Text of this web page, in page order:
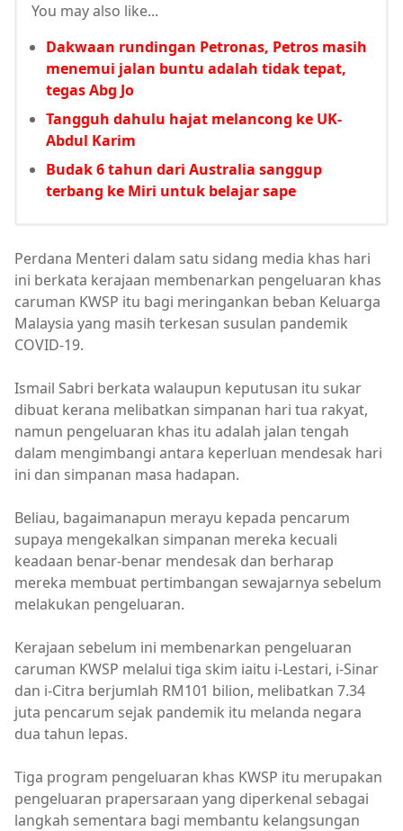
You may also like...
Dakwaan rundingan Petronas, Petros masih
menemui jalan buntu adalah tidak tepat,
tegas Abg Jo
Tangguh dahulu hajat melancong ke UK-
Abdul Karim
Budak 6 tahun dari Australia sanggup
terbang ke Miri untuk belajar sape
Perdana Menteri dalam satu sidang media khas hari
ini berkata kerajaan membenarkan pengeluaran khas
caruman KWSP itu bagi meringankan beban Keluarga
Malaysia yang masih terkesan susulan pandemik
COVID-19.
Ismail Sabri berkata walaupun keputusan itu sukar
dibuat kerana melibatkan simpanan hari tua rakyat,
namun pengeluaran khas itu adalah jalan tengah
dalam mengimbangi antara keperluan mendesak hari
ini dan simpanan masa hadapan.
Beliau, bagaimanapun merayu kepada pencarum
supaya mengekalkan simpanan mereka kecuali
keadaan benar-benar mendesak dan berharap
mereka membuat pertimbangan sewajarnya sebelum
melakukan pengeluaran.
Kerajaan sebelum ini membenarkan pengeluaran
caruman KWSP melalui tiga skim iaitu i-Lestari, i-Sinar
dan i-Citra berjumlah RM101 bilion, melibatkan 7.34
juta pencarum sejak pandemik itu melanda negara
dua tahun lepas.
Tiga program pengeluaran khas KWSP itu merupakan
pengeluaran prapersaraan yang diperkenal sebagai
langkah sementara bagi membantu kelangsungan